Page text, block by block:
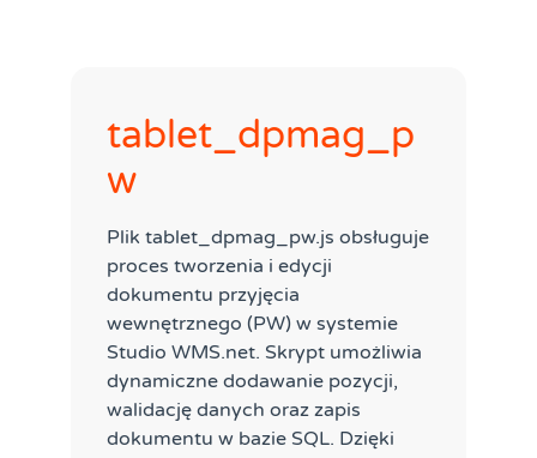
tablet_dpmag_p
w
Plik tablet_dpmag_pw.js obsługuje
proces tworzenia i edycji
dokumentu przyjęcia
wewnętrznego (PW) w systemie
Studio WMS.net. Skrypt umożliwia
dynamiczne dodawanie pozycji,
walidację danych oraz zapis
dokumentu w bazie SQL. Dzięki